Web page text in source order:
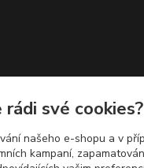
rádi své cookies?
našeho e-shopu a v
kampaní,